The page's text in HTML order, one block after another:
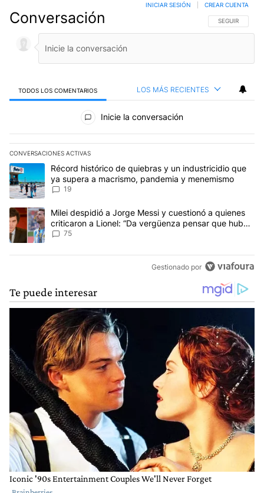
Conversación SIGA ESTA
SEGUIR
INICIAR SESIÓN CREAR CUENTA
TODOS LOS COMENTARIOS LOS MÁS RECIENTES
Todos los comentarios
Inicie la conversación
CONVERSACIONES ACTIVAS
Este listado muestra los artículos con más comentarios en los
Un artículo de tendencia con el título "Récord histórico de
Récord histórico de quiebras y un industricidio que
ya supera a macrismo, pandemia y menemismo
19
Un artículo de tendencia con el título "Milei despidió a Jorge
Milei despidió a Jorge Messi y cuestionó a quienes
criticaron a Lionel: “Da vergüenza pensar que hubo
anti-Messi”
75
Gestionado por